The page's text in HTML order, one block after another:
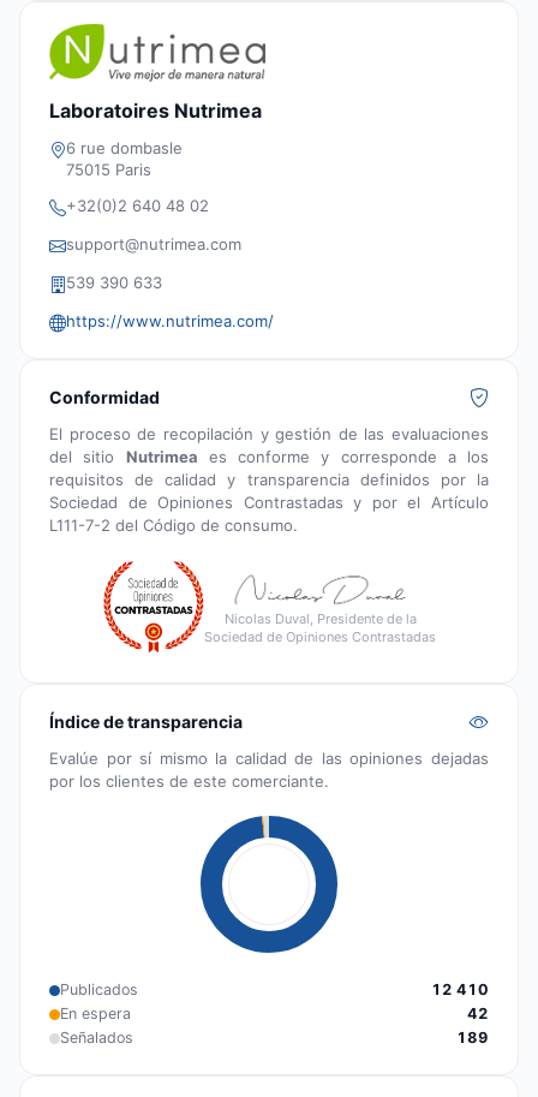
Laboratoires Nutrimea
6 rue dombasle
75015 Paris
+32(0)2 640 48 02
support@nutrimea.com
539 390 633
https://www.nutrimea.com/
Conformidad
El proceso de recopilación y gestión de las evaluaciones
del sitio Nutrimea es conforme y corresponde a los
requisitos de calidad y transparencia definidos por la
Sociedad de Opiniones Contrastadas y por el Artículo
L111-7-2 del Código de consumo.
Nicolas Duval, Presidente de la
Sociedad de Opiniones Contrastadas
Índice de transparencia
Evalúe por sí mismo la calidad de las opiniones dejadas
por los clientes de este comerciante.
Publicados
12 410
En espera
42
Señalados
189